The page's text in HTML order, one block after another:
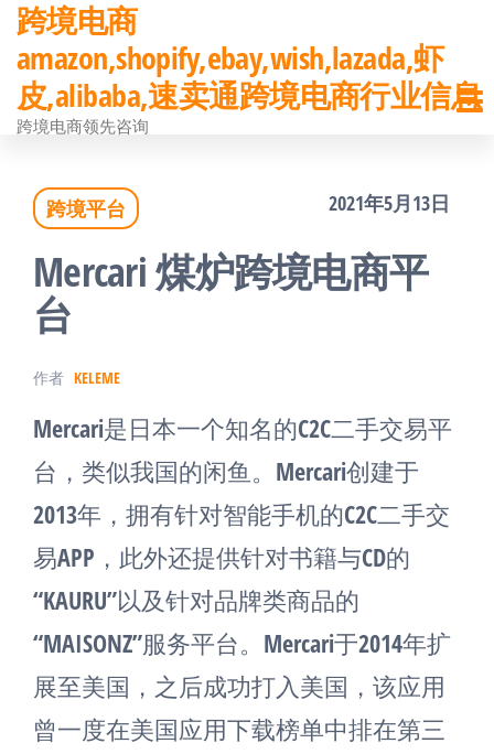
前
往
内
跨境电商
amazon,shopify,ebay,wish,lazada,虾
皮,alibaba,速卖通跨境电商行业信息
跨境电商领先咨询
跨境平台 2021年5月13日
Mercari 煤炉跨境电商平
台
作者 KELEME
Mercari是日本一个知名的C2C二手交易平
台，类似我国的闲鱼。Mercari创建于
2013年，拥有针对智能手机的C2C二手交
易APP，此外还提供针对书籍与CD的
“KAURU”以及针对品牌类商品的
“MAISONZ”服务平台。Mercari于2014年扩
展至美国，之后成功打入美国，该应用
曾一度在美国应用下载榜单中排在第三